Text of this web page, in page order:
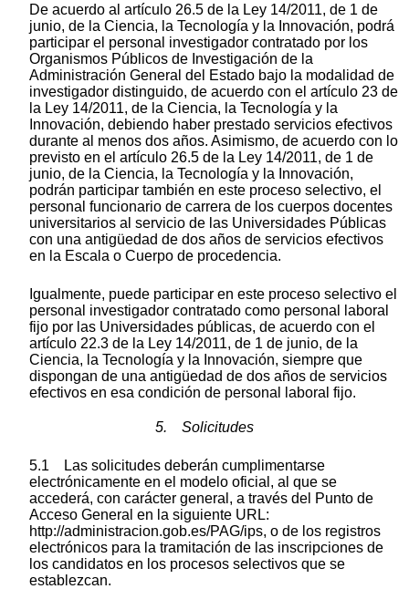
De acuerdo al artículo 26.5 de la Ley 14/2011, de 1 de
junio, de la Ciencia, la Tecnología y la Innovación, podrá
participar el personal investigador contratado por los
Organismos Públicos de Investigación de la
Administración General del Estado bajo la modalidad de
investigador distinguido, de acuerdo con el artículo 23 de
la Ley 14/2011, de la Ciencia, la Tecnología y la
Innovación, debiendo haber prestado servicios efectivos
durante al menos dos años. Asimismo, de acuerdo con lo
previsto en el artículo 26.5 de la Ley 14/2011, de 1 de
junio, de la Ciencia, la Tecnología y la Innovación,
podrán participar también en este proceso selectivo, el
personal funcionario de carrera de los cuerpos docentes
universitarios al servicio de las Universidades Públicas
con una antigüedad de dos años de servicios efectivos
en la Escala o Cuerpo de procedencia.
Igualmente, puede participar en este proceso selectivo el
personal investigador contratado como personal laboral
fijo por las Universidades públicas, de acuerdo con el
artículo 22.3 de la Ley 14/2011, de 1 de junio, de la
Ciencia, la Tecnología y la Innovación, siempre que
dispongan de una antigüedad de dos años de servicios
efectivos en esa condición de personal laboral fijo.
5. Solicitudes
5.1 Las solicitudes deberán cumplimentarse
electrónicamente en el modelo oficial, al que se
accederá, con carácter general, a través del Punto de
Acceso General en la siguiente URL:
http://administracion.gob.es/PAG/ips, o de los registros
electrónicos para la tramitación de las inscripciones de
los candidatos en los procesos selectivos que se
establezcan.